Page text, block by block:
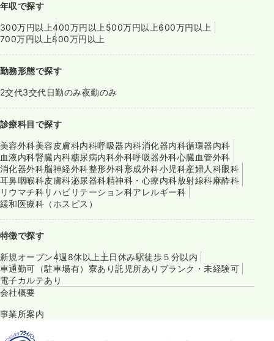
年収で探す
300万円以上400万円以上 500万円以上600万円以上
700万円以上800万円以上
勤務形態で探す
2交代3交代日勤のみ夜勤のみ
診療科目で探す
美容外科美容皮膚科内科呼吸器内科消化器内科循環器内科
血液内科腎臓内科糖尿病内科外科呼吸器外科心臓血管外科
消化器外科脳神経外科整形外科形成外科小児科産婦人科眼科
耳鼻咽喉科皮膚科泌尿器科精神科・心療内科放射線科麻酔科
リウマチ科リハビリテーション科アレルギー科
緩和医療科（ホスピス）
特徴で探す
新規オープン4週8休以上 土日休み駅徒歩５分以内
車通勤可（駐車場有） 寮あり託児所あり ブランク・未経験可
電子カルテあり
会社概要
事業所案内